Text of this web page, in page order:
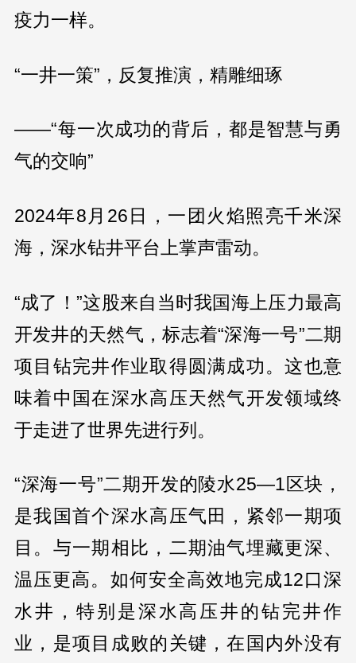
疫力一样。
“一井一策”，反复推演，精雕细琢
——“每一次成功的背后，都是智慧与勇
气的交响”
2024年8月26日，一团火焰照亮千米深
海，深水钻井平台上掌声雷动。
“成了！”这股来自当时我国海上压力最高
开发井的天然气，标志着“深海一号”二期
项目钻完井作业取得圆满成功。这也意
味着中国在深水高压天然气开发领域终
于走进了世界先进行列。
“深海一号”二期开发的陵水25—1区块，
是我国首个深水高压气田，紧邻一期项
目。与一期相比，二期油气埋藏更深、
温压更高。如何安全高效地完成12口深
水井，特别是深水高压井的钻完井作
业，是项目成败的关键，在国内外没有